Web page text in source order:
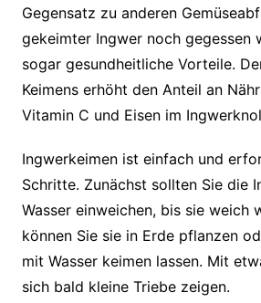
Gegensatz zu anderen
gekeimter Ingwer noch gegessen
sogar gesundheitliche Vorteile.
Keimens erhöht den Anteil an
Vitamin C und Eisen im
Ingwerkeimen ist einfach und
Schritte. Zunächst sollten Sie die
Wasser einweichen, bis sie weich
können Sie sie in Erde pflanzen
mit Wasser keimen lassen. Mit
sich bald kleine Triebe zeigen.